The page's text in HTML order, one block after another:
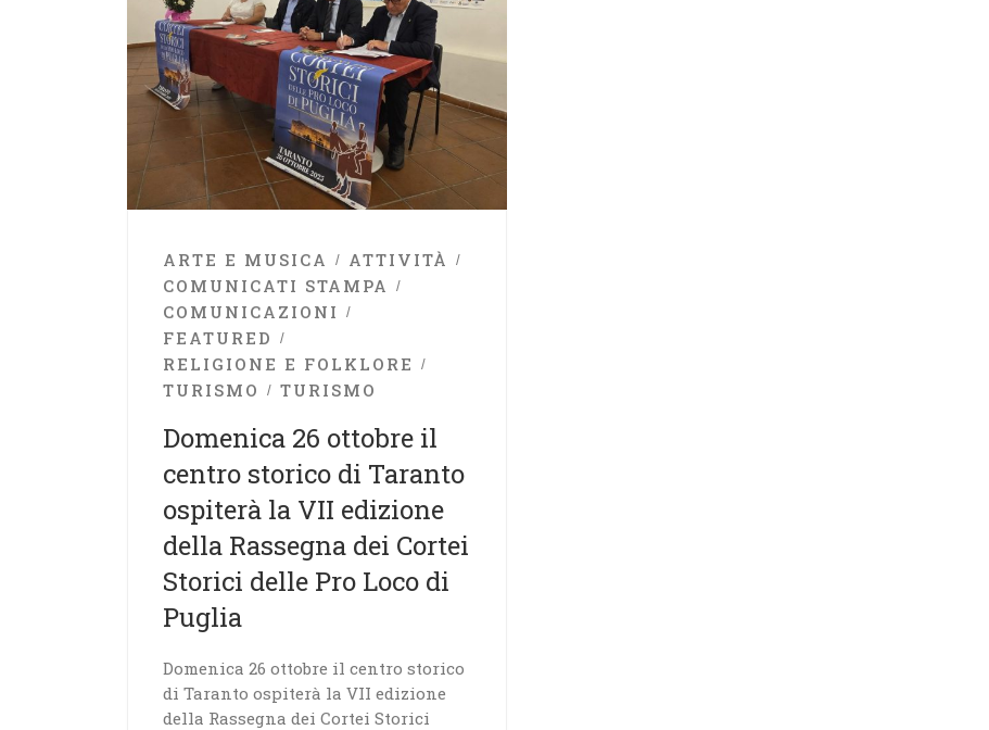
ARTE E MUSICA
ATTIVITÀ
COMUNICATI STAMPA
COMUNICAZIONI
FEATURED
RELIGIONE E FOLKLORE
TURISMO
TURISMO
Domenica 26 ottobre il
centro storico di Taranto
ospiterà la VII edizione
della Rassegna dei Cortei
Storici delle Pro Loco di
Puglia
Domenica 26 ottobre il centro storico
di Taranto ospiterà la VII edizione
della Rassegna dei Cortei Storici